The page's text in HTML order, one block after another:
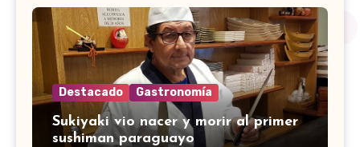
Destacado Gastronomía
Sukiyaki vio nacer y morir al primer
sushiman paraguayo